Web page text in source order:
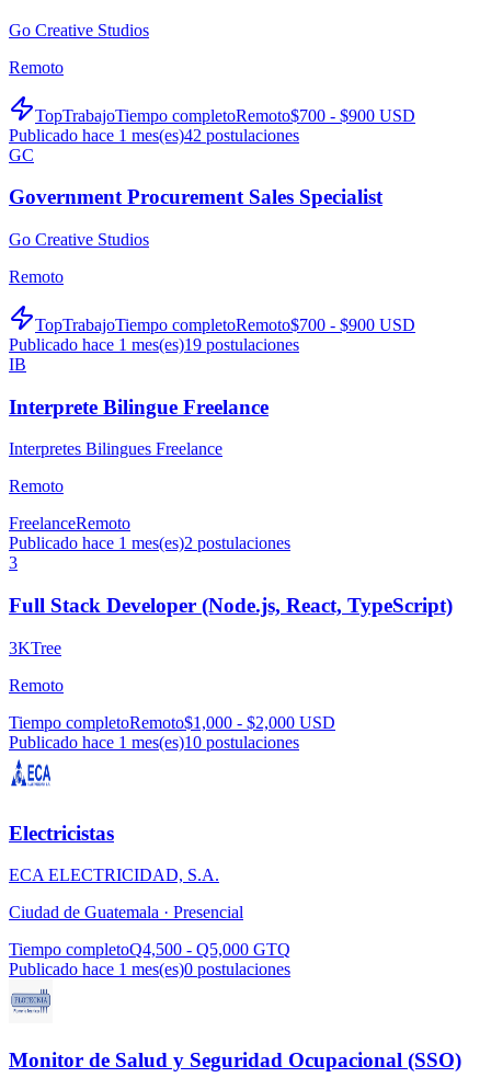
Go Creative Studios
Remoto
TopTrabajoTiempo completoRemoto$700 - $900 USD
Publicado hace 1 mes(es)42 postulaciones
GC
Government Procurement Sales Specialist
Go Creative Studios
Remoto
TopTrabajoTiempo completoRemoto$700 - $900 USD
Publicado hace 1 mes(es)19 postulaciones
IB
Interprete Bilingue Freelance
Interpretes Bilingues Freelance
Remoto
FreelanceRemoto
Publicado hace 1 mes(es)2 postulaciones
3
Full Stack Developer (Node.js, React, TypeScript)
3KTree
Remoto
Tiempo completoRemoto$1,000 - $2,000 USD
Publicado hace 1 mes(es)10 postulaciones
Electricistas
ECA ELECTRICIDAD, S.A.
Ciudad de Guatemala · Presencial
Tiempo completoQ4,500 - Q5,000 GTQ
Publicado hace 1 mes(es)0 postulaciones
Monitor de Salud y Seguridad Ocupacional (SSO)